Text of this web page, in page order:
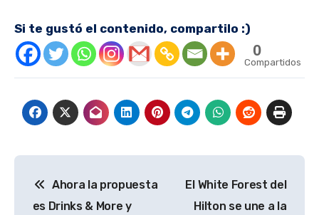
Si te gustó el contenido, compartilo :)
0
Compartidos
de
Ahora la propuesta
es Drinks & More y
El White Forest del
Hilton se une a la